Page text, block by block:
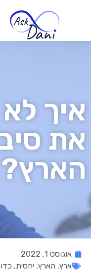
איך
את
הארץ?
אוגוסט 1, 2022
ארץ, הארץ, יחסית,